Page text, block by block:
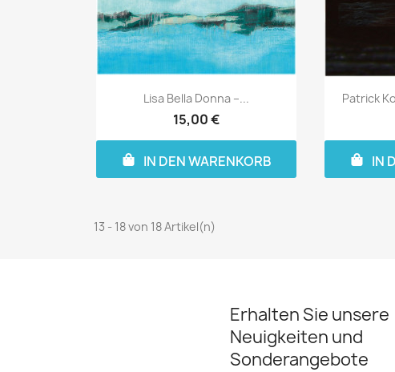
Lisa Bella Donna –...
15,00 €
IN DEN WARENKORB
Patrick
IN
13 - 18 von 18 Artikel(n)
Erhalten Sie unsere
Neuigkeiten und
Sonderangebote